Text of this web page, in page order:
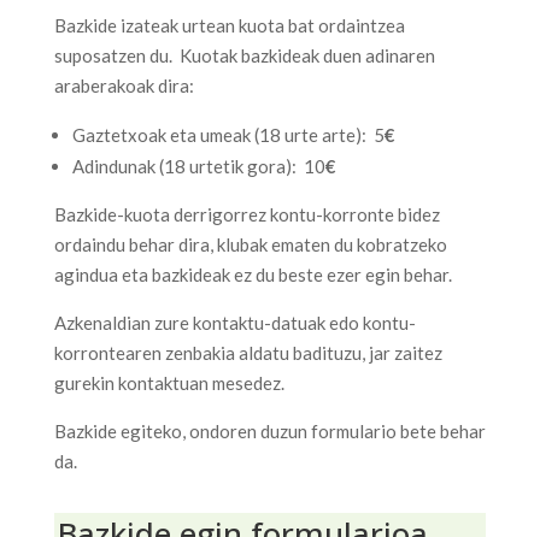
Bazkide izateak urtean kuota bat ordaintzea
suposatzen du. Kuotak bazkideak duen adinaren
araberakoak dira:
Gaztetxoak eta umeak (18 urte arte): 5€
Adindunak (18 urtetik gora): 10€
Bazkide-kuota derrigorrez kontu-korronte bidez
ordaindu behar dira, klubak ematen du kobratzeko
agindua eta bazkideak ez du beste ezer egin behar.
Azkenaldian zure kontaktu-datuak edo kontu-
korrontearen zenbakia aldatu badituzu, jar zaitez
gurekin kontaktuan mesedez.
Bazkide egiteko, ondoren duzun formulario bete behar
da.